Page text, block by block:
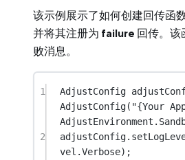
该示例展示了如何创建回传函
并将其注册为 failure 回传。该
败消息。
1 AdjustConfig
AdjustConfig( "{Your
2
adjustConfig.
vel.Verbose);